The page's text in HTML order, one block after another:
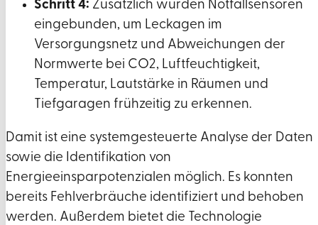
Schritt 4: Zusätzlich wurden Notfallsensoren
eingebunden, um Leckagen im
Versorgungsnetz und Abweichungen der
Normwerte bei CO2, Luftfeuchtigkeit,
Temperatur, Lautstärke in Räumen und
Tiefgaragen frühzeitig zu erkennen.
Damit ist eine systemgesteuerte Analyse der Daten
sowie die Identifikation von
Energieeinsparpotenzialen möglich. Es konnten
bereits Fehlverbräuche identifiziert und behoben
werden. Außerdem bietet die Technologie